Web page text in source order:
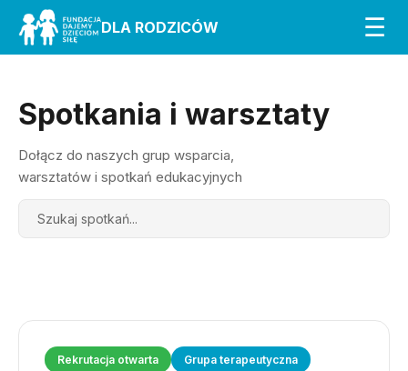
DLA RODZICÓW ☰
Spotkania i warsztaty
Dołącz do naszych grup wsparcia,
warsztatów i spotkań edukacyjnych
Search
Rekrutacja otwarta
Grupa terapeutyczna